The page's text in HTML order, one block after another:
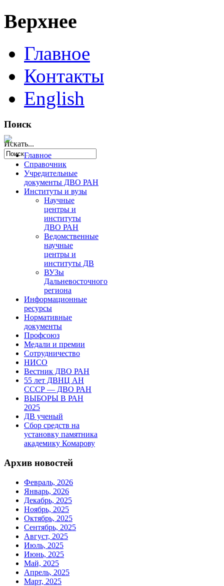
Верхнее
Главное
Контакты
English
Поиск
Искать...
Главное
Справочник
Учредительные
документы ДВО РАН
Институты и вузы
Научные
центры и
институты
ДВО РАН
Ведомственные
научные
центры и
институты ДВ
ВУЗы
Дальневосточного
региона
Информационные
ресурсы
Нормативные
документы
Профсоюз
Медали и премии
Сотрудничество
НИСО
Вестник ДВО РАН
55 лет ДВНЦ АН
СССР — ДВО РАН
ВЫБОРЫ В РАН
2025
ДВ ученый
Сбор средств на
установку памятника
академику Комарову
Архив новостей
Февраль, 2026
Январь, 2026
Декабрь, 2025
Ноябрь, 2025
Октябрь, 2025
Сентябрь, 2025
Август, 2025
Июль, 2025
Июнь, 2025
Май, 2025
Апрель, 2025
Март, 2025